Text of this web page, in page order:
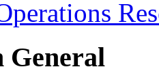
General